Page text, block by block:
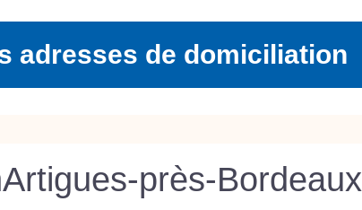
adresses de domiciliation
Artigues-près-Bordeaux